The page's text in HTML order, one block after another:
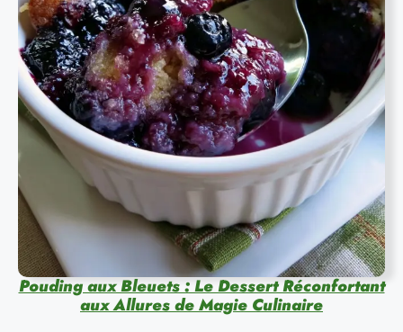
Pouding aux Bleuets : Le Dessert Réconfortant
aux Allures de Magie Culinaire